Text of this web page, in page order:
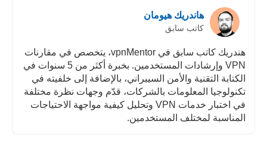
هاندريك هيومان
كاتب سابق
هندريك كاتب سابق في vpnMentor، يتخصص في مقارنات
VPN وإرشادات المستخدمين. بخبرة أكثر من 5 سنوات في
الكتابة التقنية والأمن السيبراني، بالإضافة إلى خلفيته في
تكنولوجيا المعلومات بالشركات، قدّم وجهات نظرة مختلفة
في اختبار خدمات VPN وتحليل كيفية مواجهة الاحتياجات
المناسبة لمختلف المستخدمين.